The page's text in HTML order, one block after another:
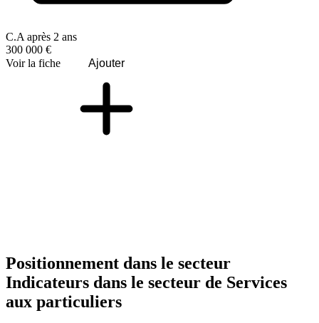
C.A après 2 ans
300 000 €
Voir la fiche
Ajouter
Positionnement dans le secteur
Indicateurs dans le secteur de Services
aux particuliers